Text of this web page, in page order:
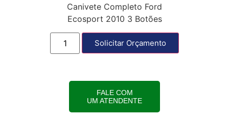
Canivete Completo Ford
Ecosport 2010 3 Botões
Solicitar Orçamento
FALE COM
UM ATENDENTE